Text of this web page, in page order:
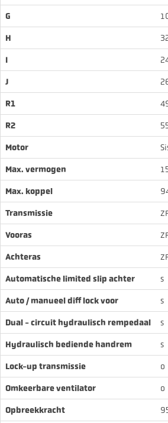
G
H
I
J
R1
R2
Motor
Max. vermogen
Max. koppel
Transmissie
Vooras
Achteras
Automatische limited slip achter s
Auto / manueel diff lock voor s
Dual - circuit hydraulisch rempedaal s
Hydraulisch bediende handrem s
Lock-up transmissie o
Omkeerbare ventilator o
Opbreekkracht